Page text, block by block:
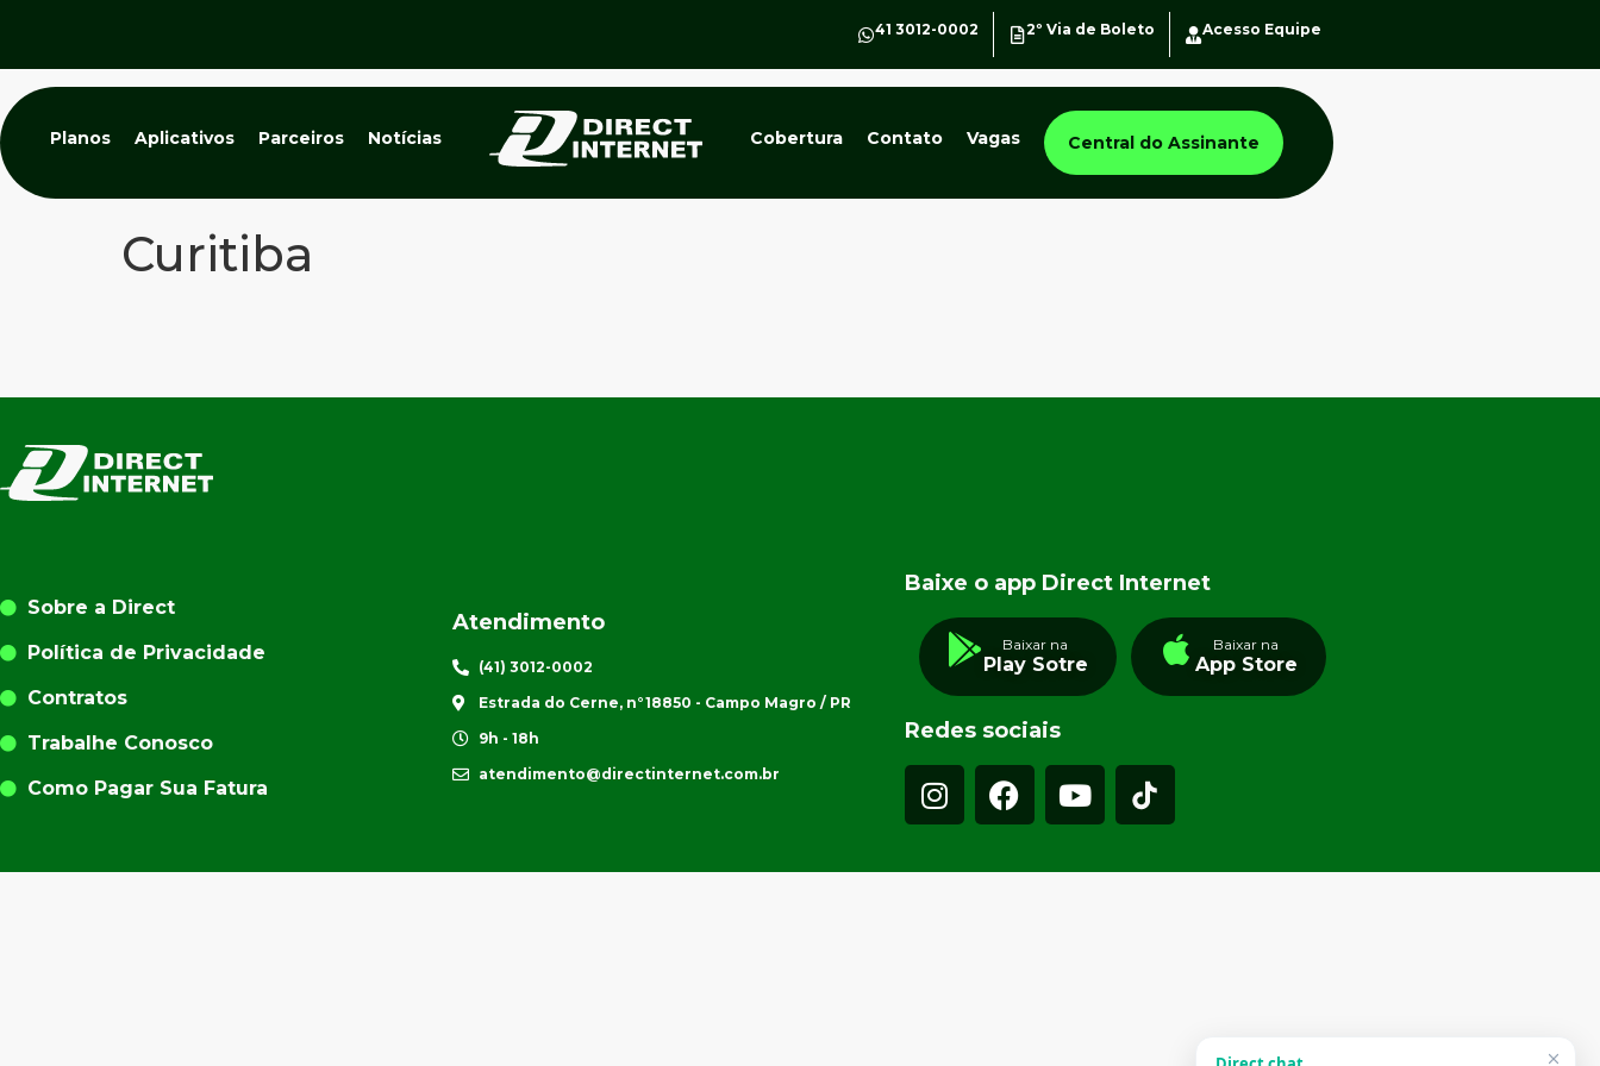
41 3012-0002 2º Via de Boleto Acesso Equipe
Planos Aplicativos Parceiros Notícias Cobertura Contato Vagas Central do Assinante
Curitiba
Sobre a Direct
Política de Privacidade
Contratos
Trabalhe Conosco
Como Pagar Sua Fatura
Atendimento
(41) 3012-0002
Estrada do Cerne, n°18850 - Campo Magro / PR
9h - 18h
atendimento@directinternet.com.br
Baixe o app Direct Internet
Baixar na
Play Sotre
Baixar na
App Store
Redes sociais